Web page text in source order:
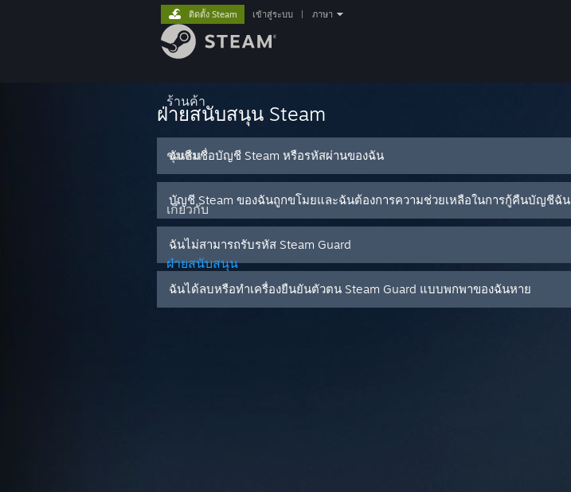
ร้านค้า
ชุมชน
เกี่ยวกับ
ฝ่ายสนับสนุน
ติดตั้ง Steam เข้าสู่ระบบ ภาษา
ฝ่ายสนับสนุน Steam
ฉันลืมชื่อบัญชี Steam หรือรหัสผ่านของฉัน
บัญชี Steam ของฉันถูกขโมยและฉันต้องการความช่วยเหลือในการกู้คืนบัญชีฉัน
ฉันไม่สามารถรับรหัส Steam Guard
ฉันได้ลบหรือทำเครื่องยืนยันตัวตน Steam Guard แบบพกพาของฉันหาย